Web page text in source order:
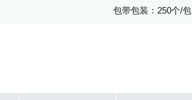
包带包装：250个/包